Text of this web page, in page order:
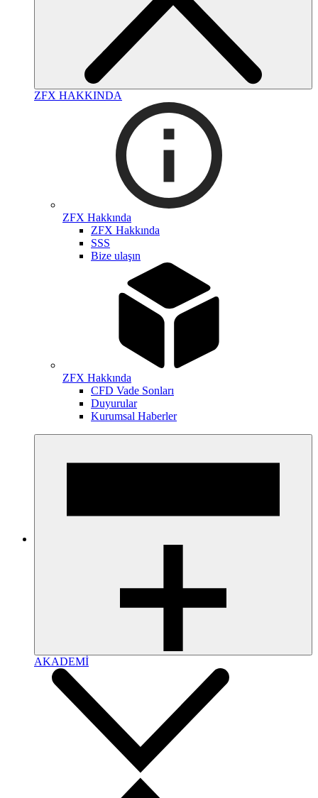
ZFX HAKKINDA
ZFX Hakkında
ZFX Hakkında
SSS
Bize ulaşın
ZFX Hakkında
CFD Vade Sonları
Duyurular
Kurumsal Haberler
AKADEMİ